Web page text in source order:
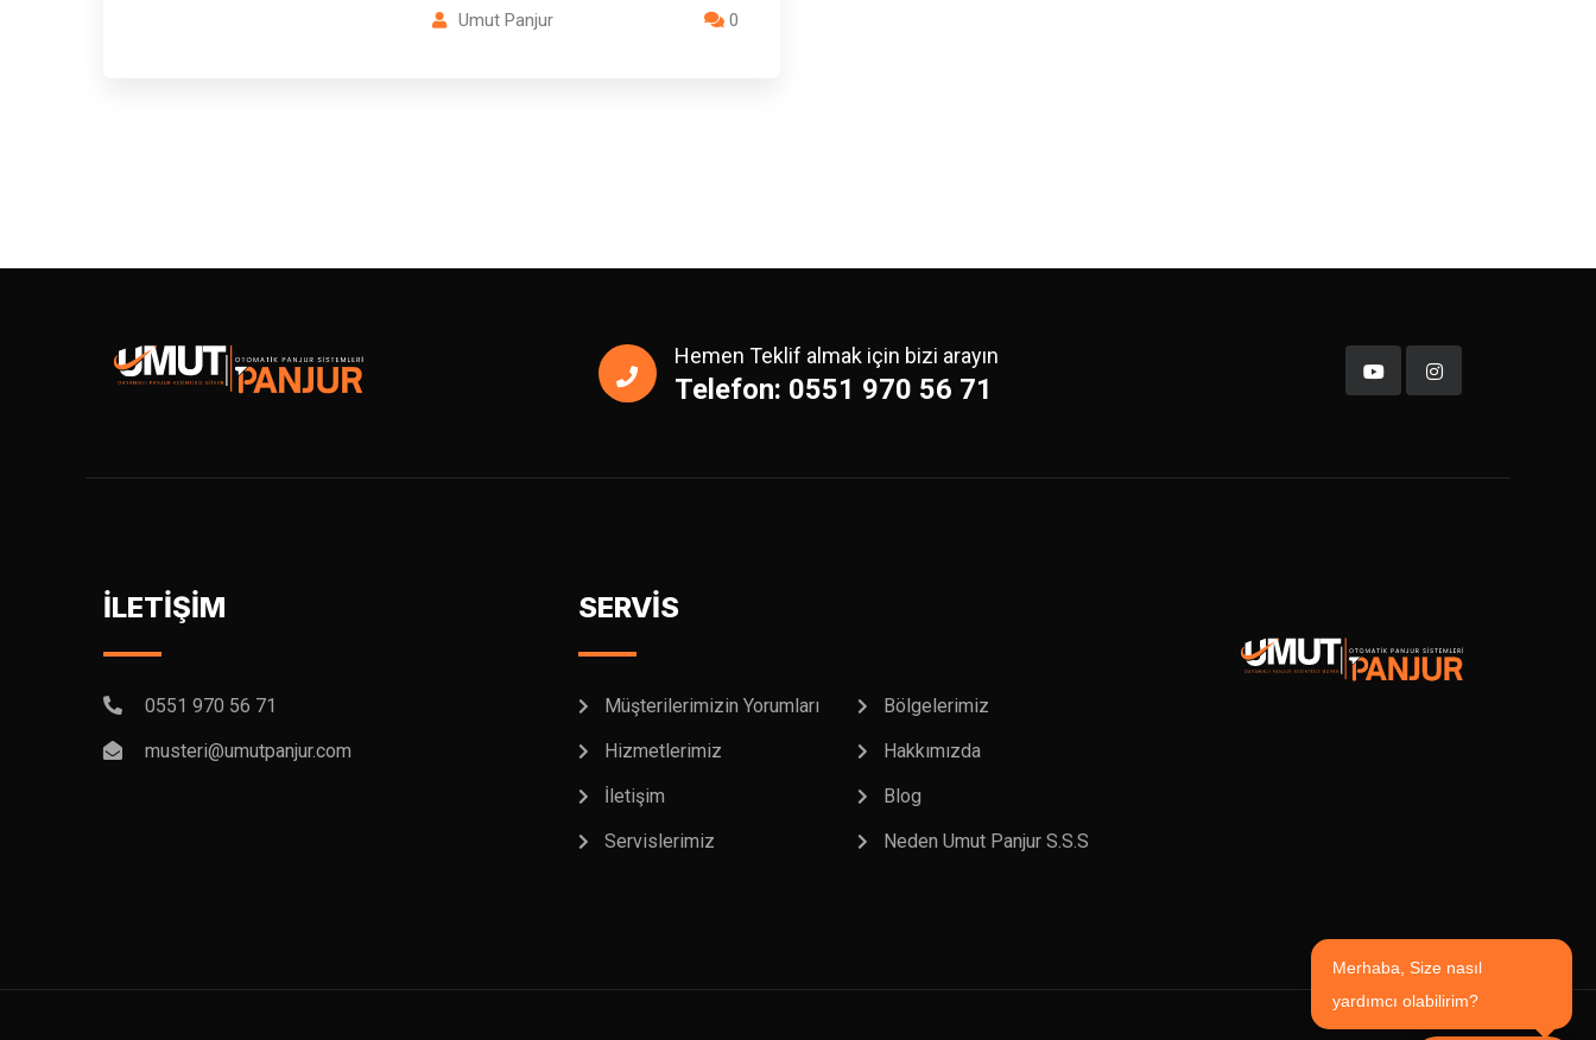
Umut Panjur 0
Hemen Teklif almak için bizi arayın
Telefon: 0551 970 56 71
İLETİŞİM
0551 970 56 71
musteri@umutpanjur.com
SERVİS
Müşterilerimizin Yorumları
Bölgelerimiz
Hizmetlerimiz
Hakkımızda
İletişim
Blog
Servislerimiz
Neden Umut Panjur S.S.S
Merhaba, Size nasıl
yardımcı olabilirim?